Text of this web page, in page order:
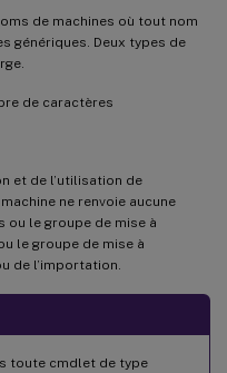
de machines où tout nom
génériques. Deux types de
de caractères
et de l’utilisation de
ne renvoie aucune
ou le groupe de mise à
le groupe de mise à
de l’importation.
toute cmdlet de type